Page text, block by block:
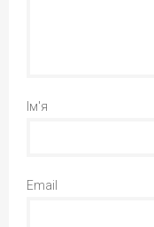
Ім'я
Email